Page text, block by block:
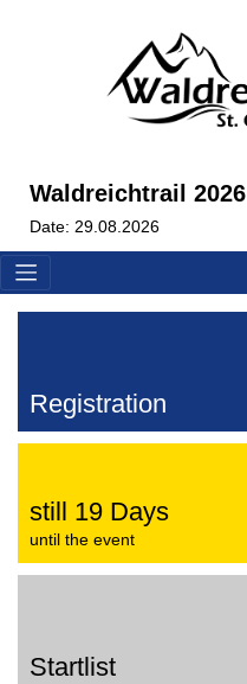
Waldreichtrail 2026
Date: 29.08.2026
Registration
still 19 Days
until the event
Startlist